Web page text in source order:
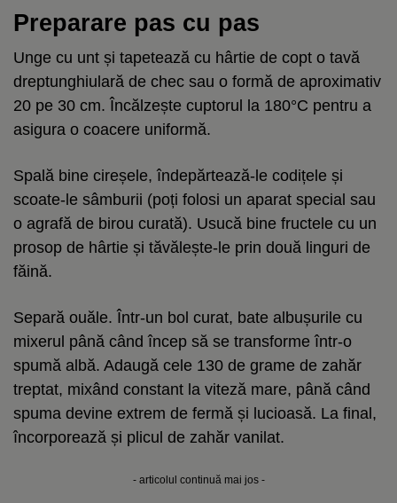
Preparare pas cu pas
Unge cu unt și tapetează cu hârtie de copt o tavă
dreptunghiulară de chec sau o formă de aproximativ
20 pe 30 cm. Încălzește cuptorul la 180°C pentru a
asigura o coacere uniformă.
Spală bine cireșele, îndepărtează-le codițele și
scoate-le sâmburii (poți folosi un aparat special sau
o agrafă de birou curată). Usucă bine fructele cu un
prosop de hârtie și tăvălește-le prin două linguri de
făină.
Separă ouăle. Într-un bol curat, bate albușurile cu
mixerul până când încep să se transforme într-o
spumă albă. Adaugă cele 130 de grame de zahăr
treptat, mixând constant la viteză mare, până când
spuma devine extrem de fermă și lucioasă. La final,
încorporează și plicul de zahăr vanilat.
- articolul continuă mai jos -